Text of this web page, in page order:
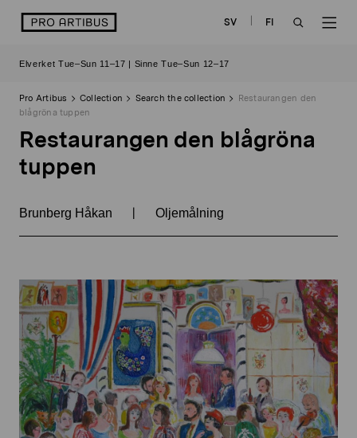
logo SV
FI
Elverket Tue–Sun 11–17 | Sinne Tue–Sun 12–17
Pro Artibus Collection Search the collection
Restaurangen den
blågröna tuppen
Restaurangen den blågröna
tuppen
Brunberg Håkan | Oljemålning